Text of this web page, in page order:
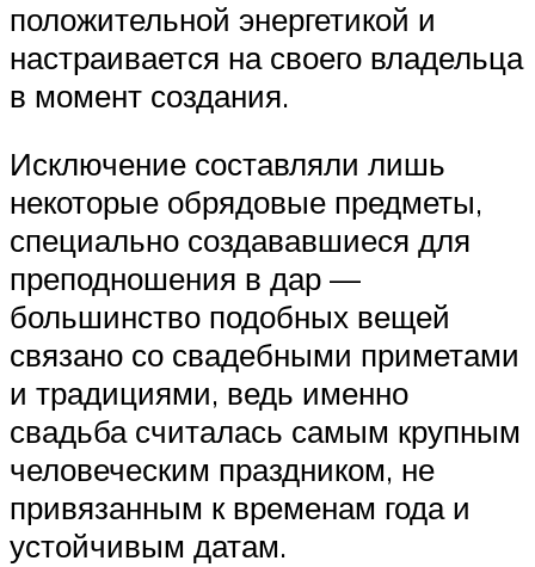
положительной энергетикой и
настраивается на своего владельца
в момент создания.
Исключение составляли лишь
некоторые обрядовые предметы,
специально создававшиеся для
преподношения в дар —
большинство подобных вещей
связано со свадебными приметами
и традициями, ведь именно
свадьба считалась самым крупным
человеческим праздником, не
привязанным к временам года и
устойчивым датам.